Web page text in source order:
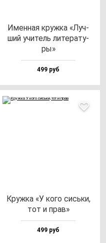
Имен­ная круж­ка «Луч­
ший учи­тель ли­те­ра­ту­
ры»
499 руб
Круж­ка «У ко­го сись­ки,
тот и прав»
499 руб